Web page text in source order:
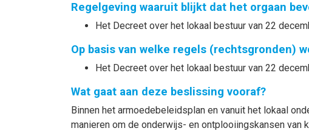
Regelgeving waaruit blijkt dat het orgaan
Het Decreet over het lokaal bestuur van 22
Op basis van welke regels (rechtsgronden)
Het Decreet over het lokaal bestuur van 22
Wat gaat aan deze beslissing vooraf?
Binnen het armoedebeleidsplan en vanuit het lokaal
manieren om de onderwijs- en ontplooiingskansen van